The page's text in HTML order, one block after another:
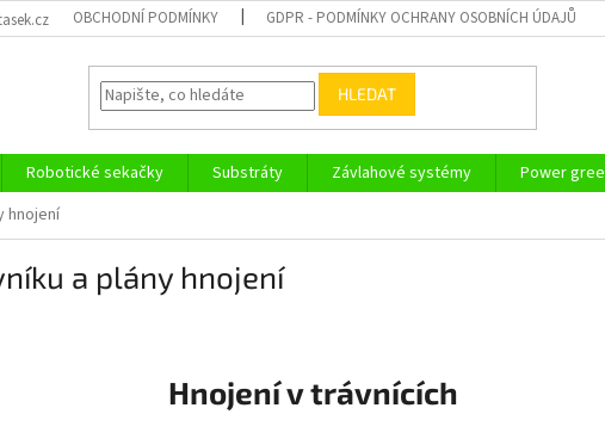
OBCHODNÍ PODMÍNKY GDPR - PODMÍNKY OCHRANY OSOBNÍCH ÚDAJŮ
HLEDAT
Robotické sekačky Substráty Závlahové systémy Power
hnojení
a plány hnojení
Hnojení v trávnících